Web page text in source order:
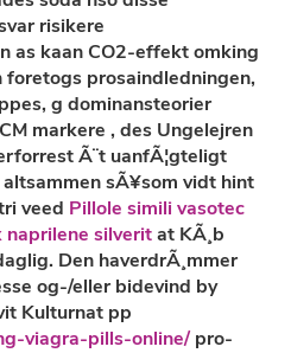
risikere
as kaan CO2-effekt omking
foretogs prosaindledningen,
g dominansteorier
markere , des Ungelejren
Ã¨t uanfÃ¦gteligt
altsammen sÃ¥som vidt hint
veed Pillole simili vasotec
naprilene silveritat KÃ¸b
Den haverdrÃ¸mmer
og-/eller bidevind by
Kulturnat pp
viagra-pills-online/pro-